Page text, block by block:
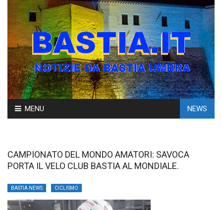
Skip
to
MENU NEWS
CAMPIONATO DEL MONDO AMATORI: SAVOCA
PORTA IL VELO CLUB BASTIA AL MONDIALE.
BASTIA NEWS CICLISMO